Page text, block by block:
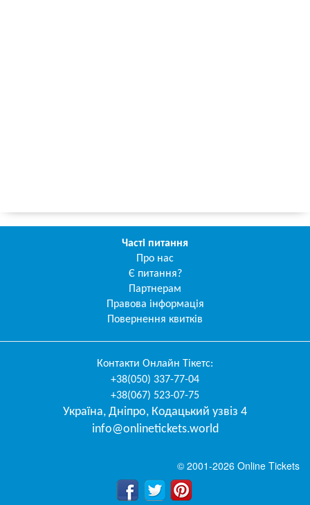
Часті питання
Про нас
Є питання?
Партнерам
Правова інформація
Повернення квитків
Контакти Онлайн Тікетс:
+38(050) 337-77-04
+38(067) 523-07-75
Україна, Дніпро, Кодацький узвіз 4
info@onlinetickets.world
© 2001-2026 Online Tickets